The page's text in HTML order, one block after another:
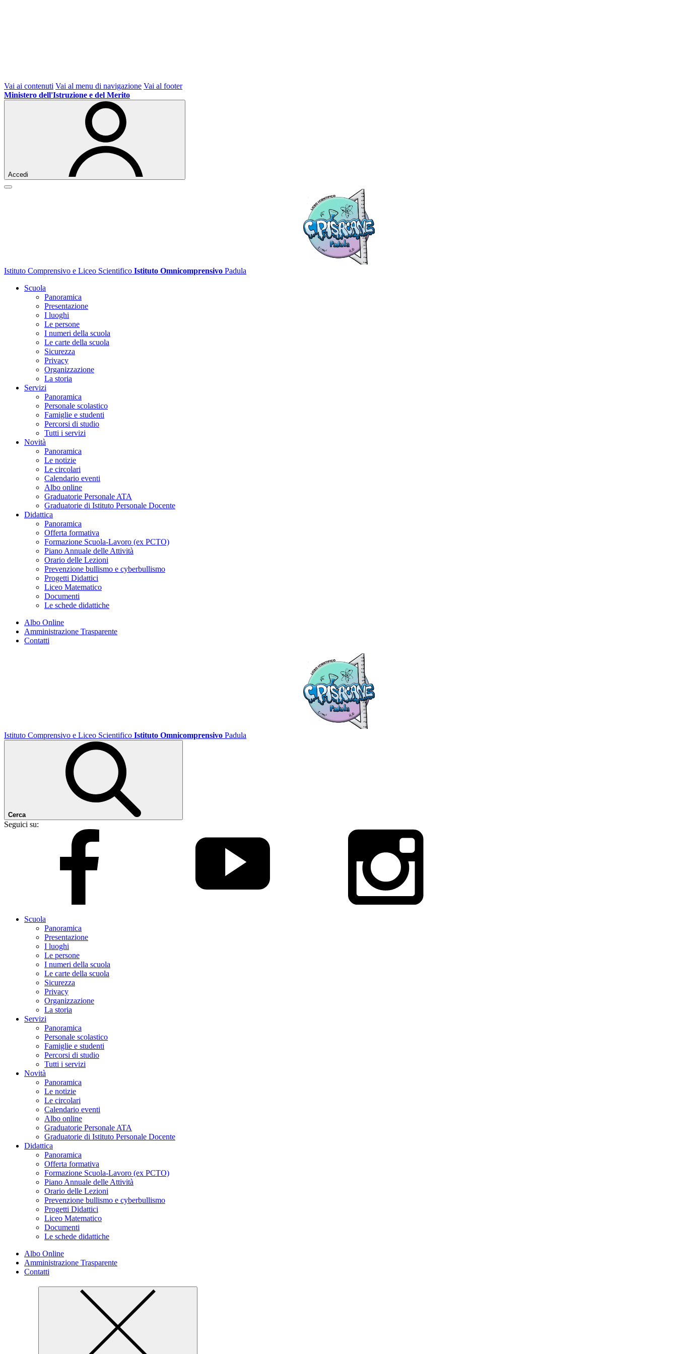
Vai ai contenuti Vai al menu di navigazione Vai al footer
Ministero dell'Istruzione e del Merito
Accedi
Istituto Comprensivo e Liceo Scientifico Istituto Omnicomprensivo Padula
Scuola
Panoramica
Presentazione
I luoghi
Le persone
I numeri della scuola
Le carte della scuola
Sicurezza
Privacy
Organizzazione
La storia
Servizi
Panoramica
Personale scolastico
Famiglie e studenti
Percorsi di studio
Tutti i servizi
Novità
Panoramica
Le notizie
Le circolari
Calendario eventi
Albo online
Graduatorie Personale ATA
Graduatorie di Istituto Personale Docente
Didattica
Panoramica
Offerta formativa
Formazione Scuola-Lavoro (ex PCTO)
Piano Annuale delle Attività
Orario delle Lezioni
Prevenzione bullismo e cyberbullismo
Progetti Didattici
Liceo Matematico
Documenti
Le schede didattiche
Albo Online
Amministrazione Trasparente
Contatti
Istituto Comprensivo e Liceo Scientifico Istituto Omnicomprensivo Padula
Cerca
Seguici su:
Scuola
Panoramica
Presentazione
I luoghi
Le persone
I numeri della scuola
Le carte della scuola
Sicurezza
Privacy
Organizzazione
La storia
Servizi
Panoramica
Personale scolastico
Famiglie e studenti
Percorsi di studio
Tutti i servizi
Novità
Panoramica
Le notizie
Le circolari
Calendario eventi
Albo online
Graduatorie Personale ATA
Graduatorie di Istituto Personale Docente
Didattica
Panoramica
Offerta formativa
Formazione Scuola-Lavoro (ex PCTO)
Piano Annuale delle Attività
Orario delle Lezioni
Prevenzione bullismo e cyberbullismo
Progetti Didattici
Liceo Matematico
Documenti
Le schede didattiche
Albo Online
Amministrazione Trasparente
Contatti